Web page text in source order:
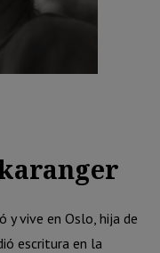
y vive en Oslo, hija de
escritura en la